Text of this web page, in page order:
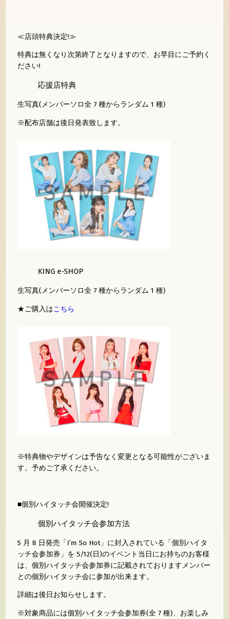
≪店頭特典決定!≫
特典は無くなり次第終了となりますので、お早目にご予約く
ださい!
応援店特典
生写真(メンバーソロ全 7 種からランダム 1 種)
※配布店舗は後日発表致します。
KING e-SHOP
生写真(メンバーソロ全 7 種からランダム 1 種)
★ご購入はこちら
※特典物やデザインは予告なく変更となる可能性がございま
す。予めご了承ください。
■個別ハイタッチ会開催決定!
個別ハイタッチ会参加方法
5 月 8 日発売「I’m So Hot」に封入されている「個別ハイタ
ッチ会参加券」を 5/12(日)のイベント当日にお持ちのお客様
は、個別ハイタッチ会参加券に記載されておりますメンバー
との個別ハイタッチ会に参加が出来ます。
詳細は後日お知らせします。
※対象商品には個別ハイタッチ会参加券(全 7 種)、お楽しみ